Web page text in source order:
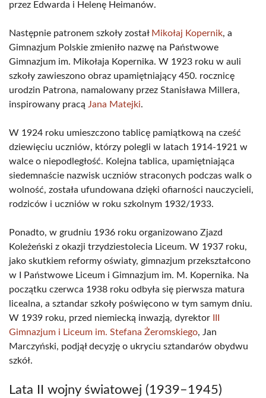
przez Edwarda i Helenę Heimanów.
Następnie patronem szkoły został Mikołaj Kopernik, a
Gimnazjum Polskie zmieniło nazwę na Państwowe
Gimnazjum im. Mikołaja Kopernika. W 1923 roku w auli
szkoły zawieszono obraz upamiętniający 450. rocznicę
urodzin Patrona, namalowany przez Stanisława Millera,
inspirowany pracą Jana Matejki.
W 1924 roku umieszczono tablicę pamiątkową na cześć
dziewięciu uczniów, którzy polegli w latach 1914-1921 w
walce o niepodległość. Kolejna tablica, upamiętniająca
siedemnaście nazwisk uczniów straconych podczas walk o
wolność, została ufundowana dzięki ofiarności nauczycieli,
rodziców i uczniów w roku szkolnym 1932/1933.
Ponadto, w grudniu 1936 roku organizowano Zjazd
Koleżeński z okazji trzydziestolecia Liceum. W 1937 roku,
jako skutkiem reformy oświaty, gimnazjum przekształcono
w I Państwowe Liceum i Gimnazjum im. M. Kopernika. Na
początku czerwca 1938 roku odbyła się pierwsza matura
licealna, a sztandar szkoły poświęcono w tym samym dniu.
W 1939 roku, przed niemiecką inwazją, dyrektor
Gimnazjum i Liceum im. Stefana Żeromskiego, Jan
Marczyński, podjął decyzję o ukryciu sztandarów obydwu
szkół.
Lata II wojny światowej (1939–1945)